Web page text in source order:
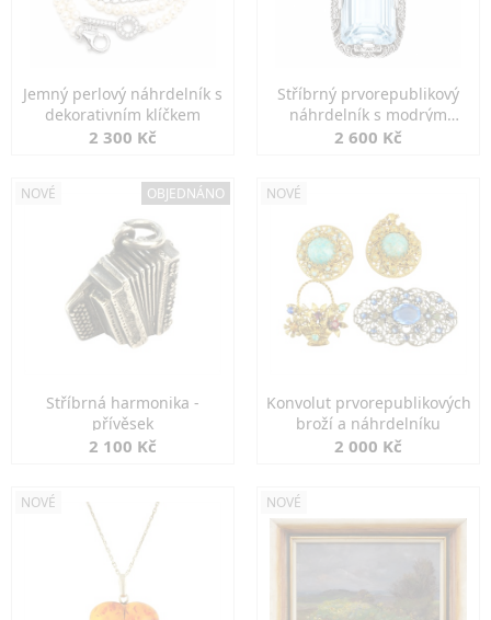
Jemný perlový náhrdelník s
dekorativním klíčkem
2 300 Kč
Stříbrný prvorepublikový
náhrdelník s modrým
spinelem
2 600 Kč
NOVÉ OBJEDNÁNO
Stříbrná harmonika -
přívěsek
2 100 Kč
NOVÉ
Konvolut prvorepublikových
broží a náhrdelníku
2 000 Kč
NOVÉ NOVÉ